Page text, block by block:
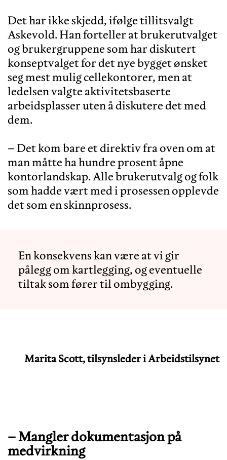
Det har ikke skjedd, ifølge tillitsvalgt
Askevold. Han forteller at brukerutvalget
og brukergruppene som har diskutert
konseptvalget for det nye bygget ønsket
seg mest mulig cellekontorer, men at
ledelsen valgte aktivitetsbaserte
arbeidsplasser uten å diskutere det med
dem.
– Det kom bare et direktiv fra oven om at
man måtte ha hundre prosent åpne
kontorlandskap. Alle brukerutvalg og folk
som hadde vært med i prosessen opplevde
En konsekvens kan være at vi gir
pålegg om kartlegging, og eventuelle
tiltak som fører til ombygging.
Marita Scott, tilsynsleder i Arbeidstilsynet
– Mangler dokumentasjon på
medvirkning